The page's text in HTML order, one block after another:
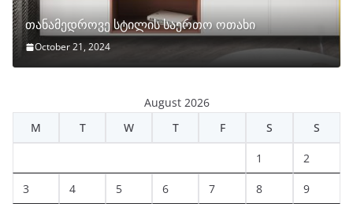
თანამედროვე სტილის საერთო ოთახი
October 21, 2024
August 2026
M
T W T F S S
1 2
3 4 5 6 7 8 9